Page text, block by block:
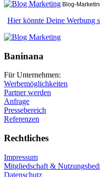
Blog-
Hier könnte Deine Werbung
Baninana
Für Unternehmen:
Werbemöglichkeiten
Partner werden
Anfrage
Pressebereich
Referenzen
Rechtliches
Impressum
Mitgliedschaft &
Datenschutz